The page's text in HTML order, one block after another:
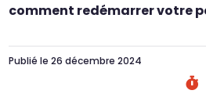
comment redémarrer votre
Publié le 26 décembre 2024
